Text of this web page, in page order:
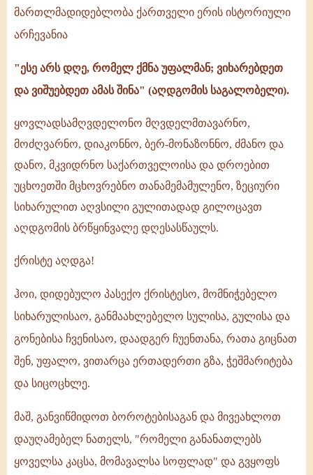
-
2007
მართლმადიდებლობა ქართველი ერის ისტორიული
არჩევანია
"ესე არს დღე, რომელ ქმნა უფალმან; ვიხარებდეთ
და ვიშუებდეთ ამას შინა" (აღდგომის საგალობელი).
ყოვლადსამღვდელონო მღვდელმთავარნო,
მოძღვარნო, დიაკონნო, ბერ-მონაზონნო, ძმანო და
დანო, მკვიდრნო საქართველოისა და დროებით
უცხოეთში მცხოვრებნო თანამემამულენო, ზეციური
სიხარულით აღვსილი გულითადად გილოცავთ
აღდგომის ბრწყინვალე დღესასწაულს.
ქრისტე აღდგა!
ჰოი, დიდებულო პასექო ქრისტესო, მომნიჭებელო
სიხარულისაო, განმაახლებელო სულისა, გულისა და
გონებისა ჩვენისაო, დაადგერ ჩუენთანა, რათა გიცნათ
შენ, უფალო, ვითარცა ერთადერთი გზა, ჭეშმარიტება
და სიცოცხლე.
მაშ, განვიწმიდოთ ბოროტებისაგან და მივეახლოთ
დაუღამებელ ნათელს, "რომელი განანათლებს
ყოველსა კაცსა, მომავალსა სოფლად" და გვყოფს